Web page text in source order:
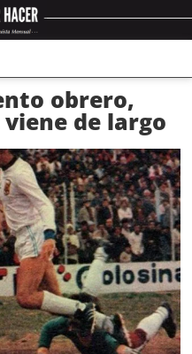
obrero,
de largo